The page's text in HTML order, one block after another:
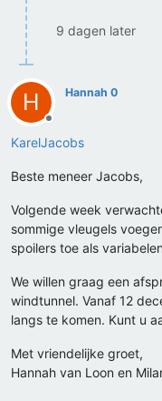
9 dagen later
H
Offline
Hannah 0
KarelJacobs
Beste meneer Jacobs,
Volgende week
sommige vleugels
spoilers toe als
We willen graag een
windtunnel. Vanaf 12
langs te komen. Kunt u
Met vriendelijke groet,
Hannah van Loon en